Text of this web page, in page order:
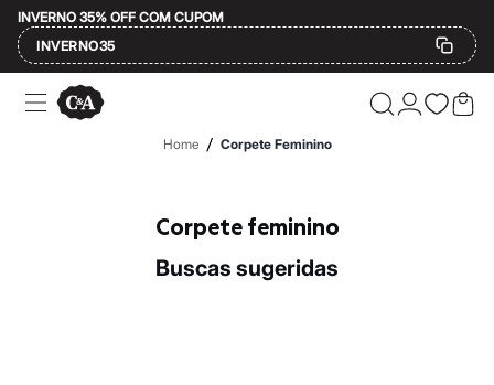
INVERNO 35% OFF COM CUPOM
INVERNO35
Ofertas
Compre por Departamento
Home / Corpete Feminino
Corpete feminino
buscas sugeridas